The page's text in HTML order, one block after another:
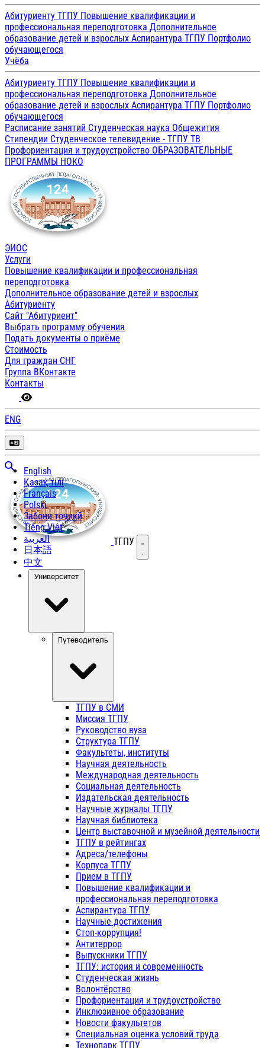
Абитуриенту ТГПУ Повышение квалификации и
профессиональная переподготовка Дополнительное
образование детей и взрослых Аспирантура ТГПУ Портфолио
обучающегося
Учёба
Абитуриенту ТГПУ Повышение квалификации и
профессиональная переподготовка Дополнительное
образование детей и взрослых Аспирантура ТГПУ Портфолио
обучающегося
Расписание занятий Студенческая наука Общежития
Стипендии Студенческое телевидение - ТГПУ ТВ
Профориентация и трудоустройство ОБРАЗОВАТЕЛЬНЫЕ
ПРОГРАММЫ НОКО
ЭИОС
Услуги
Повышение квалификации и профессиональная
переподготовка
Дополнительное образование детей и взрослых
Абитуриенту
Сайт "Абитуриент"
Выбрать программу обучения
Подать документы о приёме
Стоимость
Для граждан СНГ
Группа ВКонтакте
Контакты
ENG
English
Қазақ тілі
Français
Polski
Забони тоҷикӣ
Tiếng Việt
العربية
日本語
中文
ТГПУ Открыть меню
Университет
Путеводитель
ТГПУ в СМИ
Миссия ТГПУ
Руководство вуза
Структура ТГПУ
Факультеты, институты
Научная деятельность
Международная деятельность
Социальная деятельность
Издательская деятельность
Научные журналы ТГПУ
Научная библиотека
Центр выставочной и музейной деятельности
ТГПУ в рейтингах
Адреса/телефоны
Корпуса ТГПУ
Прием в ТГПУ
Повышение квалификации и
профессиональная переподготовка
Аспирантура ТГПУ
Научные достижения
Стоп-коррупция!
Антитеррор
Выпускники ТГПУ
ТГПУ: история и современность
Студенческая жизнь
Волонтёрство
Профориентация и трудоустройство
Инклюзивное образование
Новости факультетов
Специальная оценка условий труда
Технопарк ТГПУ